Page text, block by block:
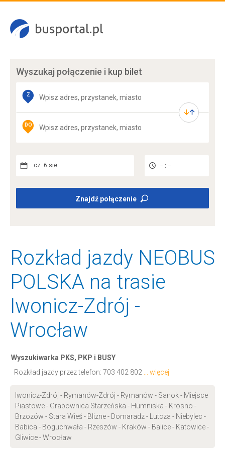
Wyszukaj połączenie i kup bilet
Z
DO
cz. 6 sie. -- : --
Znajdź połączenie
Rozkład jazdy NEOBUS
POLSKA na trasie
Iwonicz-Zdrój -
Wrocław
Wyszukiwarka PKS, PKP i BUSY
Rozkład jazdy przez telefon: 703 402 802 ... więcej
Iwonicz-Zdrój - Rymanów-Zdrój - Rymanów - Sanok - Miejsce
Piastowe - Grabownica Starzeńska - Humniska - Krosno -
Brzozów - Stara Wieś - Blizne - Domaradz - Lutcza - Niebylec -
Babica - Boguchwała - Rzeszów - Kraków - Balice - Katowice -
Gliwice - Wrocław